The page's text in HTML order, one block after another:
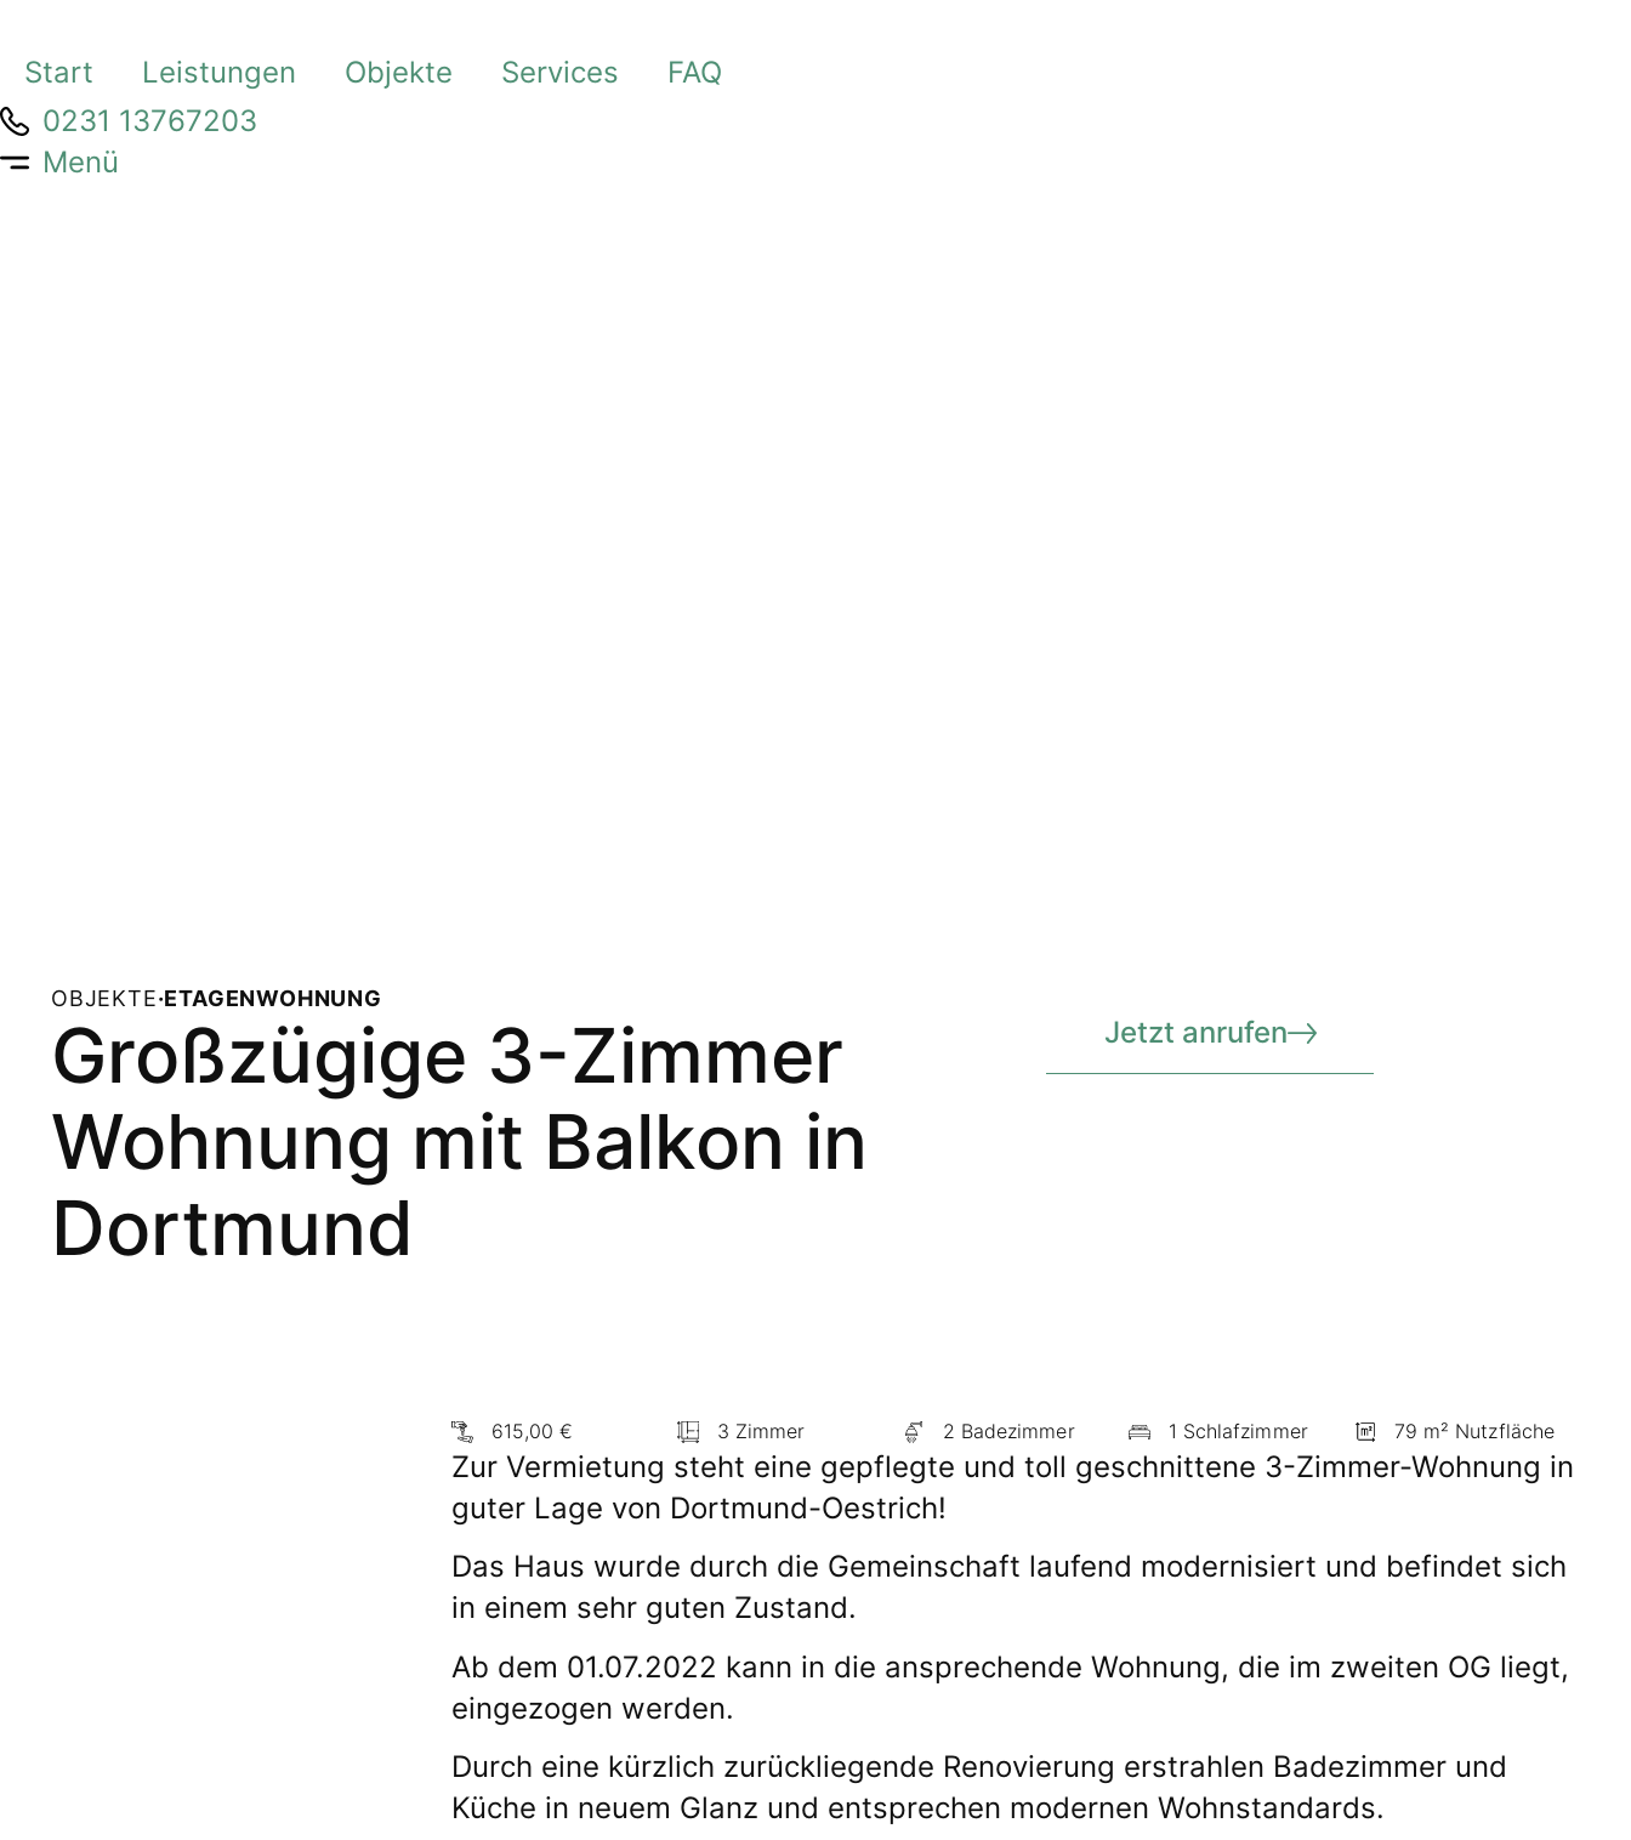
Start Leistungen Objekte Services
FAQ
0231 13767203
Menü
OBJEKTE·ETAGENWOHNUNG
Großzügige 3-Zimmer
Wohnung mit Balkon in
Dortmund
Jetzt anrufen
615,00 € 3 Zimmer 2 Badezimmer 1 Schlafzimmer 79 m² Nutzfläche
Zur Vermietung steht eine gepflegte und toll geschnittene 3-Zimmer-Wohnung in
guter Lage von Dortmund-Oestrich!
Das Haus wurde durch die Gemeinschaft laufend modernisiert und befindet sich
in einem sehr guten Zustand.
Ab dem 01.07.2022 kann in die ansprechende Wohnung, die im zweiten OG liegt,
eingezogen werden.
Durch eine kürzlich zurückliegende Renovierung erstrahlen Badezimmer und
Küche in neuem Glanz und entsprechen modernen Wohnstandards.